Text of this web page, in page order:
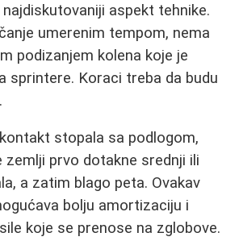
aspekt tehnike.
umerenim tempom, nema
podizanjem kolena koje je
sprintere. Koraci treba da budu
stopala sa podlogom,
zemlji prvo dotakne srednji ili
a zatim blago peta. Ovakav
bolju amortizaciju i
koje se prenose na zglobove.